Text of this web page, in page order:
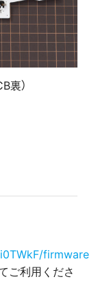
裏）
firmware
ご利用くださ